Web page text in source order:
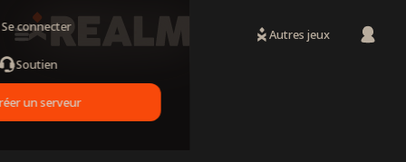
Se connecter
Soutien
un serveur
Autres jeux